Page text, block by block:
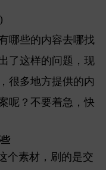
哪些的内容去哪找
了这样的问题，现
很多地方提供的内
呢？不要着急，快
个素材，刷的是交